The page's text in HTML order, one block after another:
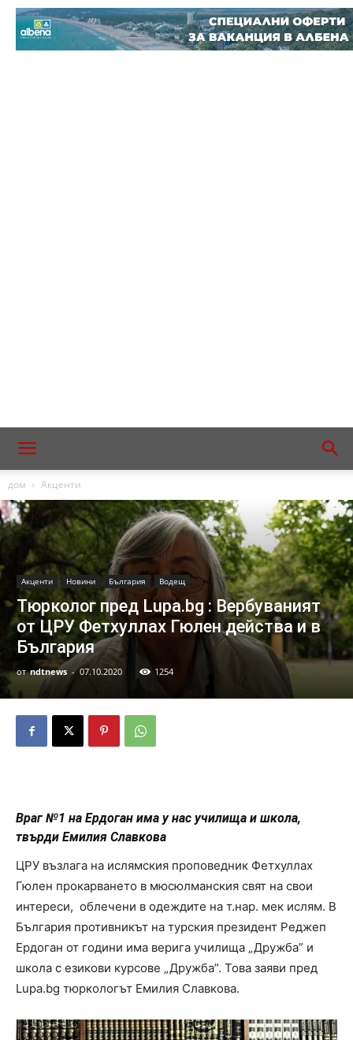
дом Акценти
Акценти Новини България Водещ
Тюрколог пред Lupa.bg : Вербуваният
от ЦРУ Фетхуллах Гюлен действа и в
България
от ndtnews - 07.10.2020 1254
Враг №1 на Ердоган има у нас училища и школа,
твърди Емилия Славкова
ЦРУ възлага на ислямския проповедник Фетхуллах
Гюлен прокарването в мюсюлманския свят на свои
интереси, облечени в одеждите на т.нар. мек ислям. В
България противникът на турския президент Реджеп
Ердоган от години има верига училища „Дружба” и
школа с езикови курсове „Дружба”. Това заяви пред
Lupa.bg тюркологът Емилия Славкова.